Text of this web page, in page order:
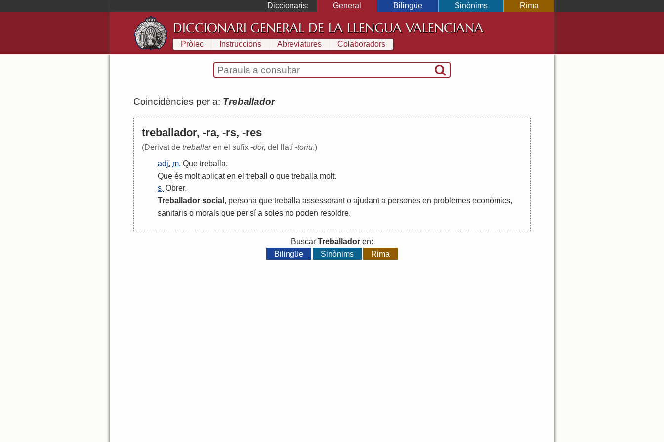
Diccionaris: General Bilingüe Sinònims Rima
DICCIONARI GENERAL DE LA LLENGUA VALENCIANA
Pròlec Instruccions Abreviatures Colaboradors
Coincidències per a: Treballador
treballador, -ra, -rs, -res
(Derivat de treballaren el sufix -dor, del llatí -tōriu.)
adj. m. Que treballa.
Que és molt aplicat en el treball o que treballa molt.
s. Obrer.
Treballador social , persona que treballa assessorant o ajudant a persones en problemes econòmics,
sanitaris o morals que per sí a soles no poden resoldre.
Buscar Treballador en:
Bilingüe
Sinònims Rima